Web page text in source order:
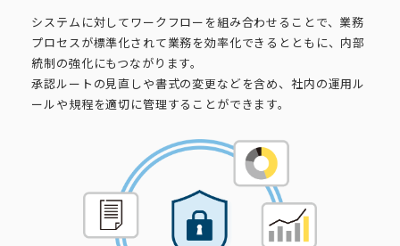
システムに対してワークフローを組み合わせることで、業務
プロセスが標準化されて業務を効率化できるとともに、内部
統制の強化にもつながります。
承認ルートの見直しや書式の変更などを含め、社内の運用ル
ールや規程を適切に管理することができます。